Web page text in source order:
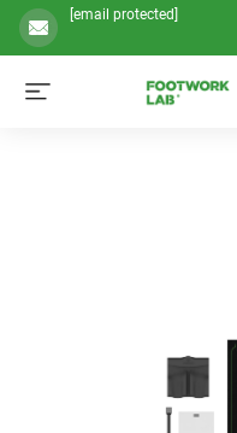
[email protected]